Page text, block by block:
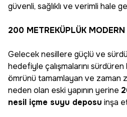
güvenli, sağlıklı ve verimli hale
200 METREKÜPLÜK
Gelecek nesillere güçlü ve
hedefiyle çalışmalarını sürdüren
ömrünü tamamlayan ve zaman
neden olan eski yapının yerine
nesil içme suyu deposu inşa